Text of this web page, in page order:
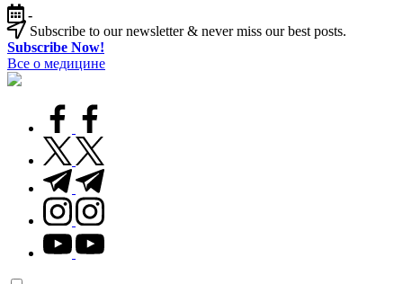
Перейти
к
содержимому
-
Subscribe to our newsletter & never miss our best posts.
Subscribe Now!
Все о медицине
Лечитесь
facebook.com
twitter.com
t.me
instagram.com
youtube.com